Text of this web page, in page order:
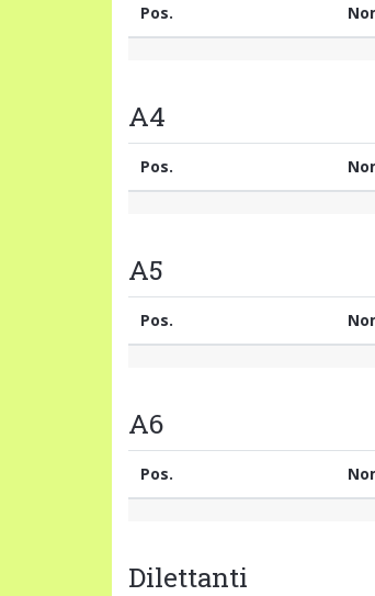
Pos.
A4
Pos.
A5
Pos.
A6
Pos.
Dilettanti